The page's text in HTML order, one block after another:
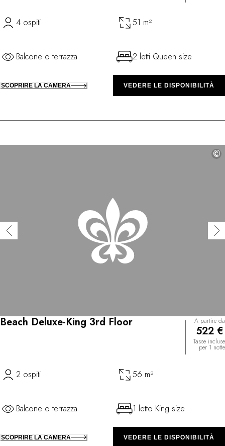
4 ospiti 51 m²
Balcone o terrazza 2 letti Queen size
SCOPRIRE LA CAMERA VEDERE LE DISPONIBILITÀ
©
Beach Deluxe-King 3rd Floor A partire da
522 €
Tasse incluse
per 1 notte
2 ospiti 56 m²
Balcone o terrazza 1 letto King size
SCOPRIRE LA CAMERA VEDERE LE DISPONIBILITÀ